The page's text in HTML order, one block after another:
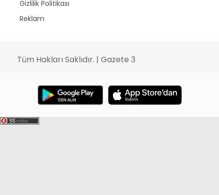
Gizlilik Politikası
Reklam
Tüm Hakları Saklıdır. | Gazete 3